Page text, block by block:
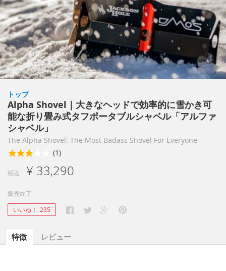
トップ
Alpha Shovel｜大きなヘッドで効率的に雪かき可
能な折り畳み式タフポータブルシャベル「アルファ
シャベル」
The Alpha Shovel: The Most Badass Shovel For Everyone
(1)
税込 ¥ 33,290
販売終了
いいね！ 235
特徴 レビュー